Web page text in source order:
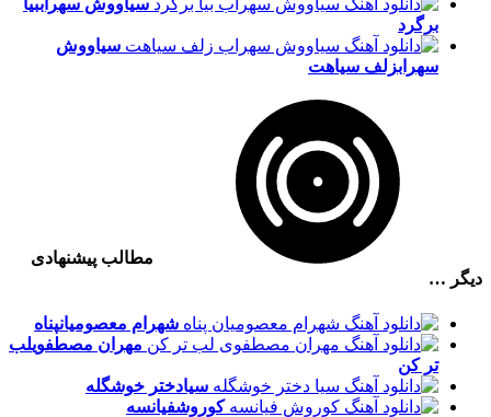
سیاووش سهراببیا
برگرد
سیاووش
سهرابزلف سیاهت
مطالب پیشنهادی
دیگر …
شهرام معصومیانپناه
مهران مصطفویلب
تر کن
سیادختر خوشگله
کوروشفیانسه